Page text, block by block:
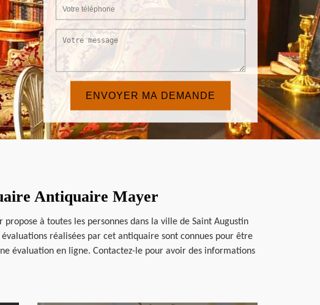
Antiquaire Mayer
à toutes les personnes dans la ville de Saint Augustin
réalisées par cet antiquaire sont connues pour être
évaluation en ligne. Contactez-le pour avoir des informations